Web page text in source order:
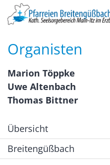
Zum Inhalt springen
Organisten
Marion Töppke
Uwe Altenbach
Thomas Bittner
Übersicht
Breitengüßbach